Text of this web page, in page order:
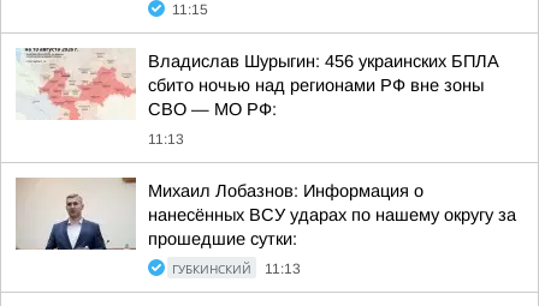
11:15
Владислав Шурыгин: 456 украинских БПЛА
сбито ночью над регионами РФ вне зоны
СВО — МО РФ:
11:13
Михаил Лобазнов: Информация о
нанесённых ВСУ ударах по нашему округу за
прошедшие сутки:
ГУБКИНСКИЙ 11:13